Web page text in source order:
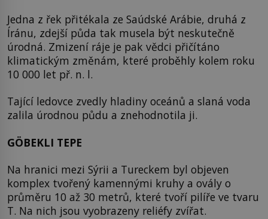
Jedna z řek přitékala ze Saúdské Arábie, druhá z
Íránu, zdejší půda tak musela být neskutečně
úrodná. Zmizení ráje je pak vědci přičítáno
klimatickým změnám, které proběhly kolem roku
10 000 let př. n. l.
Tající ledovce zvedly hladiny oceánů a slaná voda
zalila úrodnou půdu a znehodnotila ji.
GÖBEKLI TEPE
Na hranici mezi Sýrii a Tureckem byl objeven
komplex tvořený kamennými kruhy a ovály o
průměru 10 až 30 metrů, které tvoří pilíře ve tvaru
T. Na nich jsou vyobrazeny reliéfy zvířat.